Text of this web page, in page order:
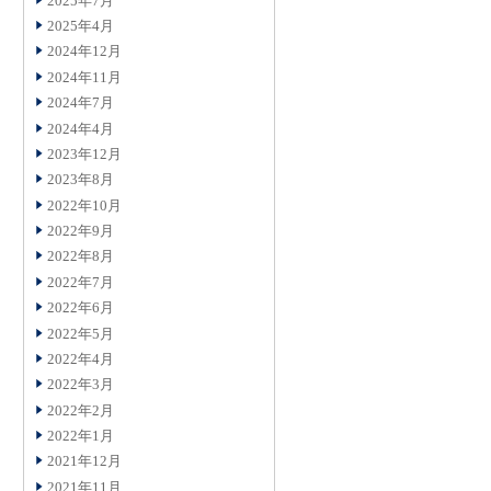
2025年4月
2024年12月
2024年11月
2024年7月
2024年4月
2023年12月
2023年8月
2022年10月
2022年9月
2022年8月
2022年7月
2022年6月
2022年5月
2022年4月
2022年3月
2022年2月
2022年1月
2021年12月
2021年11月